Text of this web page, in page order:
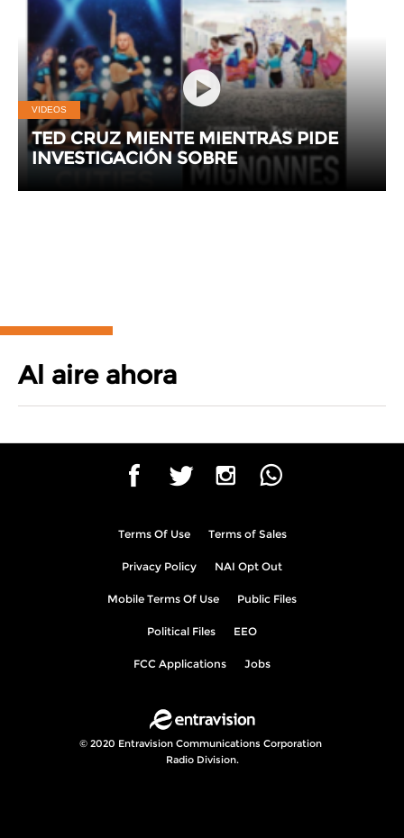
VIDEOS
TED CRUZ MIENTE MIENTRAS PIDE
INVESTIGACIÓN SOBRE
CONTROVERSIAL CINTA
Mobile Terms Of Use Public Files
© 2020 Entravision Communications Corporation